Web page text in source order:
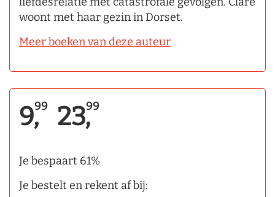
woont met haar gezin in Dorset.
Meer boeken van deze auteur
9,99 23,99
Je bespaart 61%
Je bestelt en rekent af bij: